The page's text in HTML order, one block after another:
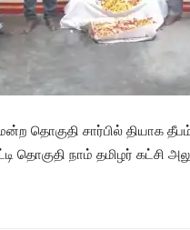
தொகுதி சார்பில் தியாக
நாம் தமிழர் கட்சி